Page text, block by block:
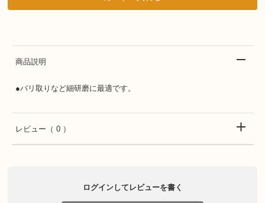
商品説明
●バリ取りなど細研磨に最適です。
レビュー （ 0 ）
ログインしてレビューを書く